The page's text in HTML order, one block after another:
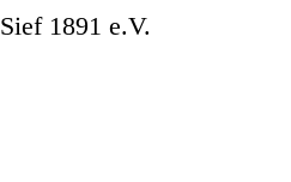
1891 e.V.